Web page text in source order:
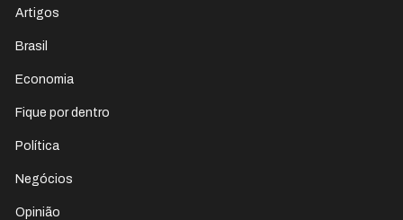
Artigos
Brasil
Economia
Fique por dentro
Política
Negócios
Opinião